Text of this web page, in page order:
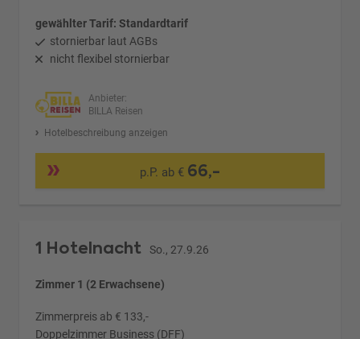
gewählter Tarif: Standardtarif
stornierbar laut AGBs
nicht flexibel stornierbar
Anbieter:
BILLA Reisen
Hotelbeschreibung anzeigen
p.P. ab € 66,-
1 Hotelnacht So., 27.9.26
Zimmer 1 (2 Erwachsene)
Zimmerpreis ab € 133,-
Doppelzimmer Business (DFF)